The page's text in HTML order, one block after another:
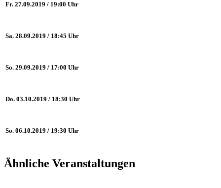
Fr. 27.09.2019 / 19:00 Uhr
Sa. 28.09.2019 / 18:45 Uhr
So. 29.09.2019 / 17:00 Uhr
Do. 03.10.2019 / 18:30 Uhr
So. 06.10.2019 / 19:30 Uhr
Ähnliche Veranstaltungen